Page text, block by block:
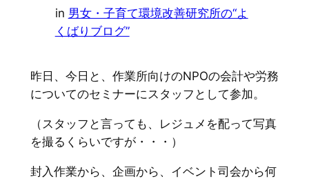
in 男女・子育て環境改善研究所の“よ
くばりブログ”
昨日、今日と、作業所向けのNPOの会計や労務
についてのセミナーにスタッフとして参加。
（スタッフと言っても、レジュメを配って写真
を撮るくらいですが・・・）
封入作業から、企画から、イベント司会から何